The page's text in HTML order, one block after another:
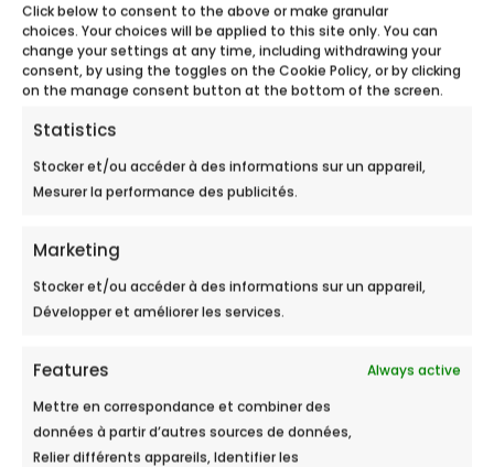
Click below to consent to the above or make granular
choices. Your choices will be applied to this site only. You can
change your settings at any time, including withdrawing your
consent, by using the toggles on the Cookie Policy, or by clicking
on the manage consent button at the bottom of the screen.
Statistics
Stocker et/ou accéder à des informations sur un appareil,
Mesurer la performance des publicités.
Marketing
Stocker et/ou accéder à des informations sur un appareil,
Développer et améliorer les services.
Features
Always active
Mettre en correspondance et combiner des
données à partir d’autres sources de données,
Relier différents appareils, Identifier les
adoucisseur ? Ce qu’il faut savoir
Sommaire Ce qui se passe réellement
quand un adoucisseur traite l’eau Eau...